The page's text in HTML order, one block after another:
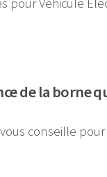
de la borne
conseille